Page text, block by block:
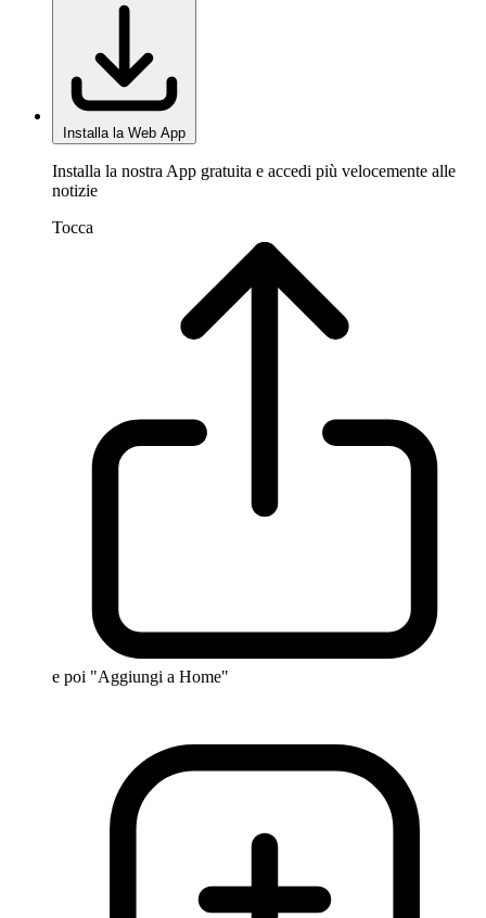
Installa la Web App
Installa la nostra App gratuita e accedi più velocemente alle
notizie
Tocca
e poi "Aggiungi a Home"